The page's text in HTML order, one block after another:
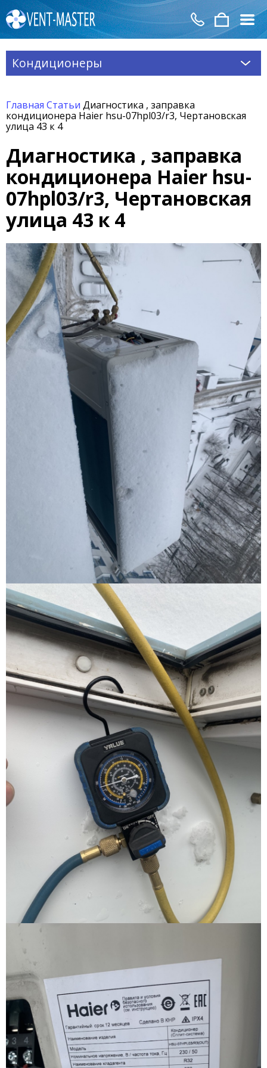
Главная Статьи Диагностика , заправка
кондиционера Haier hsu-07hpl03/r3, Чертановская
улица 43 к 4
Диагностика , заправка
кондиционера Haier hsu-
07hpl03/r3, Чертановская
улица 43 к 4
Кондиционеры